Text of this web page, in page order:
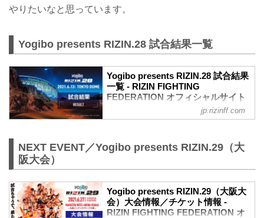
やりたいなと思っています。
Yogibo presents RIZIN.28 試合結果一覧
Yogibo presents RIZIN.28 試合結果
一覧 - RIZIN FIGHTING
FEDERATION オフィシャルサイト
第10試合／スペシャルワンマッチ 朝倉未
RIZIN MMAルール：5分 3R（66.0kg）
（LOSE）朝倉未来 vs. クレベル・コイケ
2R 1分51秒 S（テクニカルサブミッショ
ン：三角絞め）
≫ 試合結果詳細
jp.rizinff.com
NEXT EVENT／Yogibo presents RIZIN.29（大
阪大会）
Yogibo presents RIZIN.29（大阪大
会）大会情報／チケット情報 -
RIZIN FIGHTING FEDERATION オ